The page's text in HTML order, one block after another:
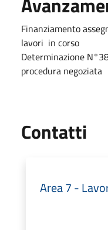
Finanziamento
lavori in corso
Determinazione
procedura negoziata
Contatti
Area 7 -